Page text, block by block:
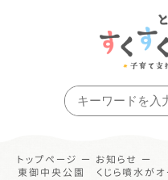
トップページ ー お知らせ ー
東御中央公園 くじら噴水がオ